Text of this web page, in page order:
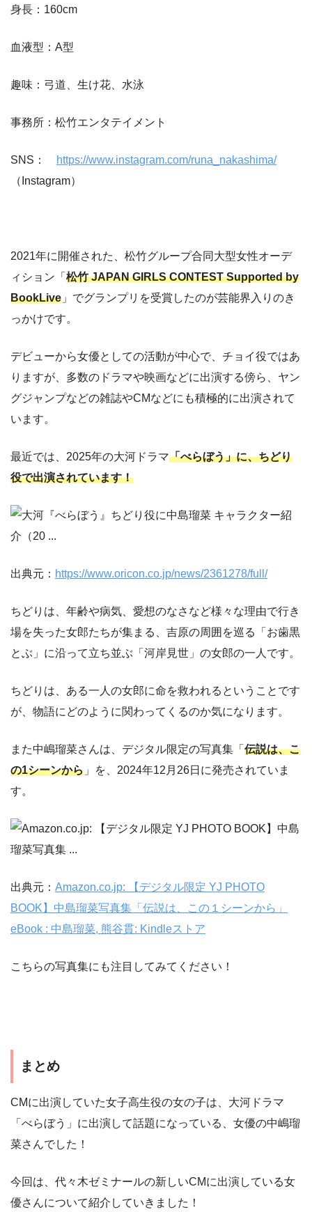
身長：160cm
血液型：A型
趣味：弓道、生け花、水泳
事務所：松竹エンタテイメント
SNS：
https://www.instagram.com/runa_nakashima/
（Instagram）
2021年に開催された、松竹グループ合同大型女性オーデ
ィション「 松竹 JAPAN GIRLS CONTEST Supported by
BookLive 」でグランプリを受賞したのが芸能界入りのき
っかけです。
デビューから女優としての活動が中心で、チョイ役ではあ
りますが、多数のドラマや映画などに出演する傍ら、ヤン
グジャンプなどの雑誌やCMなどにも積極的に出演されて
います。
最近では、2025年の大河ドラマ「べらぼう」に、ちどり
役で出演されています！
出典元： https://www.oricon.co.jp/news/2361278/full/
ちどりは、年齢や病気、愛想のなさなど様々な理由で行き
場を失った女郎たちが集まる、吉原の周囲を巡る「お歯黒
とぶ」に沿って立ち並ぶ「河岸見世」の女郎の一人です。
ちどりは、ある一人の女郎に命を救われるということです
が、物語にどのように関わってくるのか気になります。
また中嶋瑠菜さんは、デジタル限定の写真集「 伝説は、こ
の1シーンから 」を、2024年12月26日に発売されていま
す。
出典元： Amazon.co.jp: 【デジタル限定 YJ PHOTO
BOOK】中島瑠菜写真集「伝説は、この１シーンから」
eBook : 中島瑠菜, 熊谷貫: Kindleストア
こちらの写真集にも注目してみてください！
まとめ
CMに出演していた女子高生役の女の子は、大河ドラマ
「べらぼう」に出演して話題になっている、女優の中嶋瑠
菜さんでした！
今回は、代々木ゼミナールの新しいCMに出演している女
優さんについて紹介していきました！